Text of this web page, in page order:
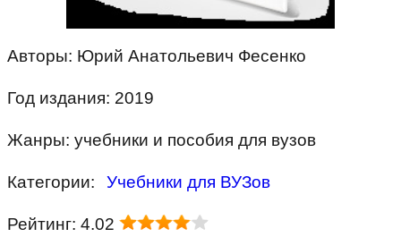
Авторы: Юрий Анатольевич Фесенко
Год издания: 2019
Жанры: учебники и пособия для вузов
Категории: Учебники для ВУЗов
Рейтинг: 4.02